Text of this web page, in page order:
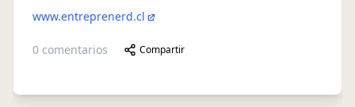
www.entreprenerd.cl
0 comentarios Compartir